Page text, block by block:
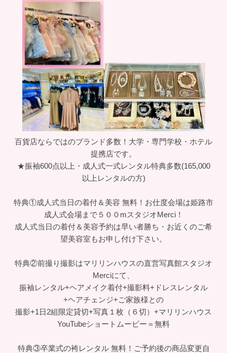
百貨店ならではのブランド多数！大学・専門学校・ホテル
提携店です。
★振袖600点以上・成人式一式レンタル特典多数(165,000
以上レンタルの方)
特典①成人式当日の着付＆美容 無料！お仕度会場は姫路市
成人式会場まで５００mスタジオMerci！
成人式当日の着付＆美容予約は早い者勝ち・お近くのご希
望美容室もお申し付け下さい。
特典②前撮り撮影はマリリンハウスの直営写真館スタジオ
Merciにて、
振袖レンタル+ヘアメイク着付+撮影料+ドレスレンタル
+ヘアチェンジ+ご家族様との
撮影+1日2組限定貸切+写真１枚（６切）+マリリンハウス
YouTubeショートムービー＝無料
特典③卒業式の袴レンタル 無料！ご予約後の商品変更自